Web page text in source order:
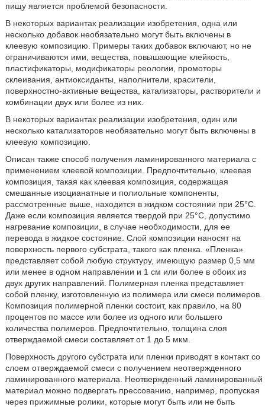
пищу является проблемой безопасности.
В некоторых вариантах реализации изобретения, одна или
несколько добавок необязательно могут быть включены в
клеевую композицию. Примеры таких добавок включают, но не
ограничиваются ими, вещества, повышающие клейкость,
пластификаторы, модификаторы реологии, промоторы
склеивания, антиоксиданты, наполнители, красители,
поверхностно-активные вещества, катализаторы, растворители и
комбинации двух или более из них.
В некоторых вариантах реализации изобретения, один или
несколько катализаторов необязательно могут быть включены в
клеевую композицию.
Описан также способ получения ламинированного материала с
применением клеевой композиции. Предпочтительно, клеевая
композиция, такая как клеевая композиция, содержащая
смешанные изоцианатные и полиольные компоненты,
рассмотренные выше, находится в жидком состоянии при 25°С.
Даже если композиция является твердой при 25°C, допустимо
нагревание композиции, в случае необходимости, для ее
перевода в жидкое состояние. Слой композиции наносят на
поверхность первого субстрата, такого как пленка. «Пленка»
представляет собой любую структуру, имеющую размер 0,5 мм
или менее в одном направлении и 1 см или более в обоих из
двух других направлений. Полимерная пленка представляет
собой пленку, изготовленную из полимера или смеси полимеров.
Композиция полимерной пленки состоит, как правило, на 80
процентов по массе или более из одного или большего
количества полимеров. Предпочтительно, толщина слоя
отверждаемой смеси составляет от 1 до 5 мкм.
Поверхность другого субстрата или пленки приводят в контакт со
слоем отверждаемой смеси с получением неотвержденного
ламинированного материала. Неотвержденный ламинированный
материал можно подвергать прессованию, например, пропуская
через прижимные ролики, которые могут быть или не быть